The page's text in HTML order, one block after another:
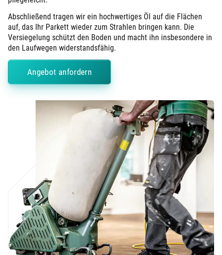
Abschließend tragen wir ein hochwertiges Öl auf die Flächen
auf, das Ihr Parkett wieder zum Strahlen bringen kann. Die
Versiegelung schützt den Boden und macht ihn insbesondere in
den Laufwegen widerstandsfähig.
Angebot anfordern